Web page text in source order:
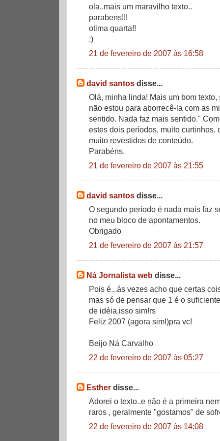
ola..mais um maravilho texto..
parabens!!!
otima quarta!!
:)
21 de fevereiro de 2007 às 16:58
david santos disse...
Olá, minha linda! Mais um bom
não estou para aborrecê-la com as
sentido. Nada faz mais sentido."
estes dois períodos, muito curtinhos,
muito revestidos de conteúdo.
Parabéns.
21 de fevereiro de 2007 às 21:55
david santos disse...
O segundo período é nada mais faz
no meu bloco de apontamentos.
Obrigado
21 de fevereiro de 2007 às 21:57
Ná Jornalista web disse...
Pois é...ás vezes acho que certas
mas só de pensar que 1 é o
de idéia,isso sim!rs
Feliz 2007 (agora sim!)pra vc!
Beijo Ná Carvalho
22 de fevereiro de 2007 às 05:27
Esther disse...
Adorei o texto..e não é a primeira
raros , geralmente "gostamos" de
22 de fevereiro de 2007 às 14:08